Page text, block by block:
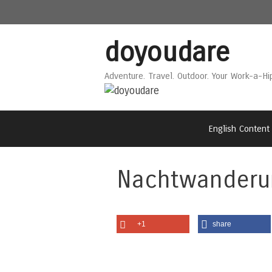
to
to
content
doyoudare
Adventure. Travel. Outdoor. Your Work-a-
English Content
+1 share